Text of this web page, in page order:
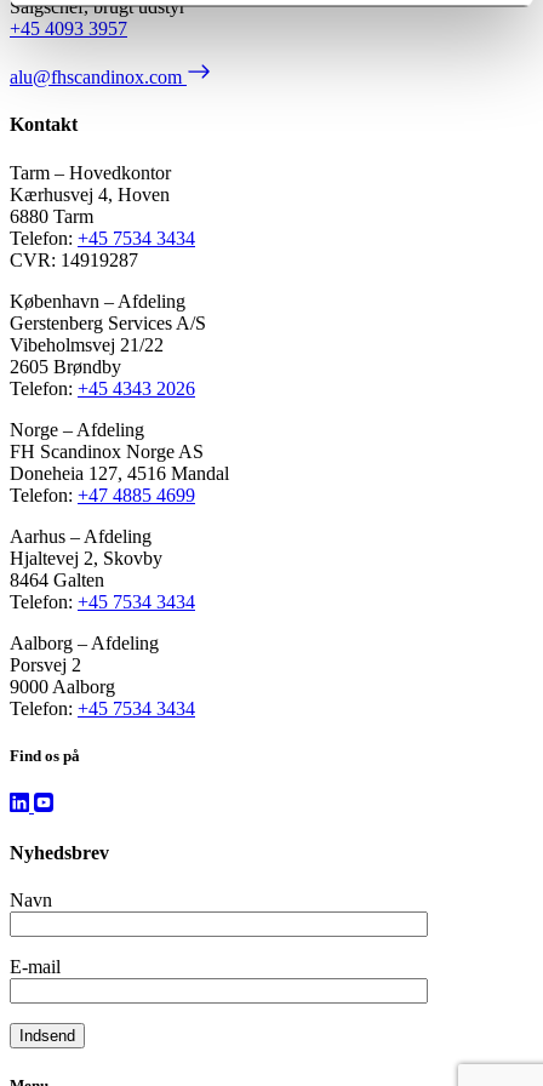
Salgschef, brugt udstyr
+45 4093 3957
alu@fhscandinox.com
Kontakt
Tarm – Hovedkontor
Kærhusvej 4, Hoven
6880 Tarm
Telefon: +45 7534 3434
CVR: 14919287
København – Afdeling
Gerstenberg Services A/S
Vibeholmsvej 21/22
2605 Brøndby
Telefon: +45 4343 2026
Norge – Afdeling
FH Scandinox Norge AS
Doneheia 127, 4516 Mandal
Telefon: +47 4885 4699
Aarhus – Afdeling
Hjaltevej 2, Skovby
8464 Galten
Telefon: +45 7534 3434
Aalborg – Afdeling
Porsvej 2
9000 Aalborg
Telefon: +45 7534 3434
Find os på
Nyhedsbrev
Navn
E-mail